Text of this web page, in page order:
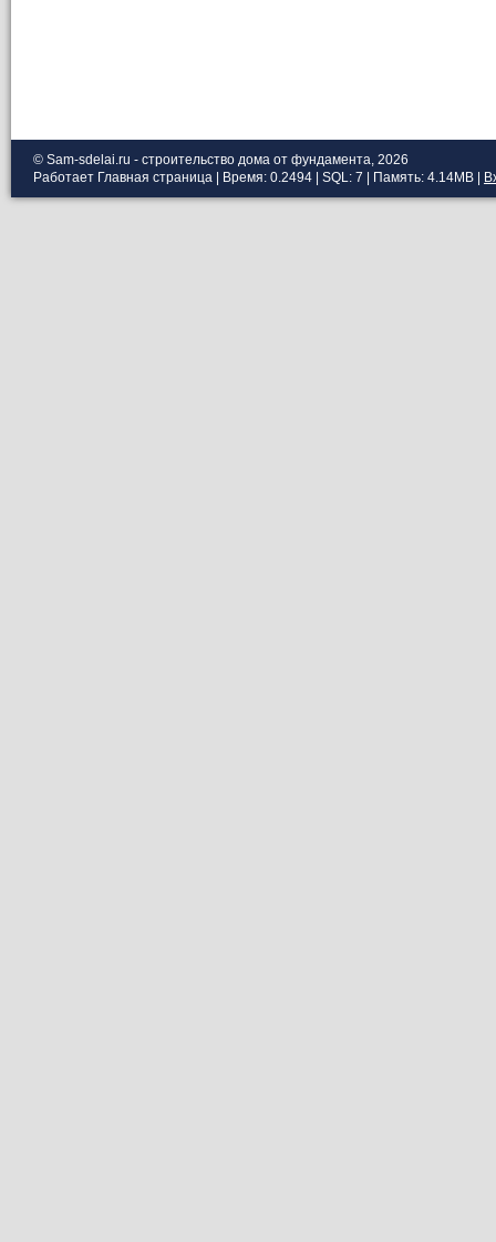
© Sam-sdelai.ru - строительство дома от фундамента, 2026
Работает Главная страница | Время: 0.2494 | SQL: 7 | Память: 4.14MB